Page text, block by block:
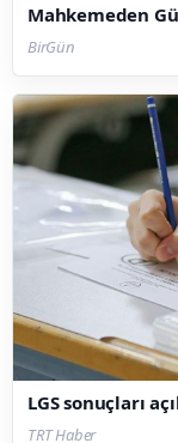
Mahkemeden
BirGün
LGS sonuçları
TRT Haber